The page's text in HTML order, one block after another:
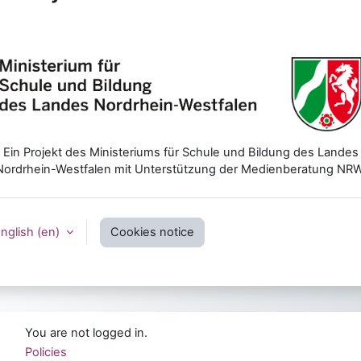
Ein Projekt des Ministeriums für Schule und Bildung des Landes
Westfalen mit Unterstützung der Medienberatung
‎(en)‎ Cookies notice
You are not logged in.
Policies